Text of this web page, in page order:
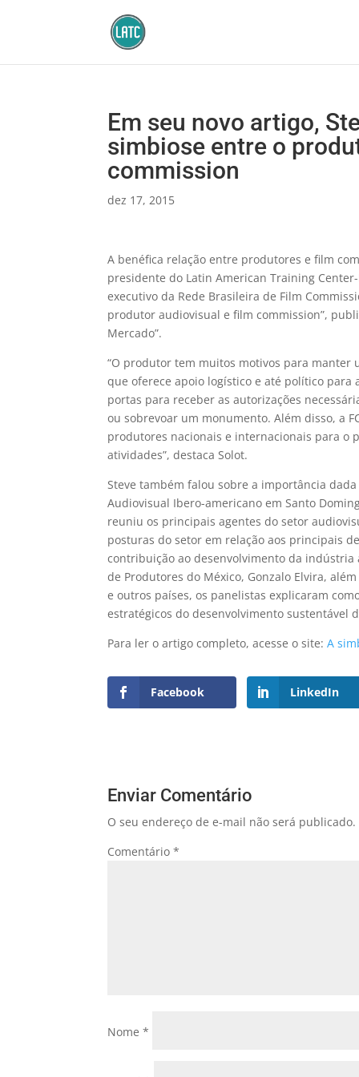
Em seu novo artigo,
simbiose entre o
commission
dez 17, 2015
A benéfica relação entre produtores e film
presidente do Latin American Training
executivo da Rede Brasileira de Film
produtor audiovisual e film commission”,
Mercado”.
“O produtor tem muitos motivos para manter
que oferece apoio logístico e até político para
portas para receber as autorizações
ou sobrevoar um monumento. Além disso, a
produtores nacionais e internacionais para o
atividades”, destaca Solot.
Steve também falou sobre a importância dada
Audiovisual Ibero-americano em Santo
reuniu os principais agentes do setor
posturas do setor em relação aos principais
contribuição ao desenvolvimento da indústria
de Produtores do México, Gonzalo Elvira,
e outros países, os panelistas explicaram
estratégicos do desenvolvimento sustentável
Para ler o artigo completo, acesse o site:A
Facebook LinkedIn
Enviar Comentário
O seu endereço de e-mail não será publicado.
Comentário*
Nome*